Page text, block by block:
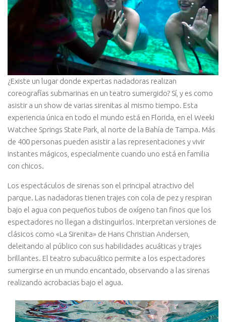
¿Existe un lugar donde expertas nadadoras realizan
coreografías submarinas en un teatro sumergido? Sí, y es como
asistir a un show de varias sirenitas al mismo tiempo. Esta
experiencia única en todo el mundo está en Florida, en el Weeki
Watchee Springs State Park, al norte de la Bahía de Tampa. Más
de 400 personas pueden asistir a las representaciones y vivir
instantes mágicos, especialmente cuando uno está en familia
con chicos.
Los espectáculos de sirenas son el principal atractivo del
parque. Las nadadoras tienen trajes con cola de pez y respiran
bajo el agua con pequeños tubos de oxígeno tan finos que los
espectadores no llegan a distinguirlos. Interpretan versiones de
clásicos como «La Sirenita» de Hans Christian Andersen,
deleitando al público con sus habilidades acuáticas y trajes
brillantes. El teatro subacuático permite a los espectadores
sumergirse en un mundo encantado, observando a las sirenas
realizando acrobacias bajo el agua.